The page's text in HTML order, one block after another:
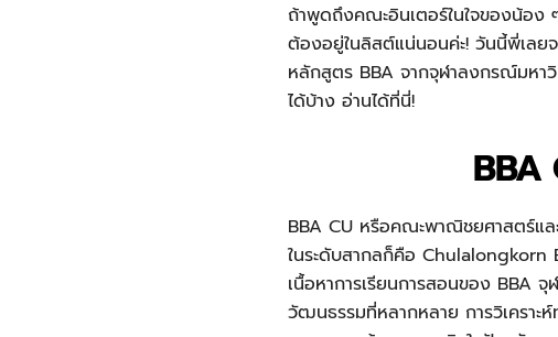
ถ้าพูดถึงคณะอินเตอร์ในใจของน้อง
ต้องอยู่ในลิสต์แน่นอนค่ะ! วันนี้พี่เลย
หลักสูตร BBA จากจุฬาลงกรณ์มหาวิท
ได้บ้าง อ่านได้ที่นี่!
BBA
BBA CU หรือคณะพาณิชยศาสตร์แ
ในระดับสากลก็คือ Chulalongkorn
เนื้อหาการเรียนการสอนของ BBA จุ
วัฒนธรรมที่หลากหลาย การวิเคราะ